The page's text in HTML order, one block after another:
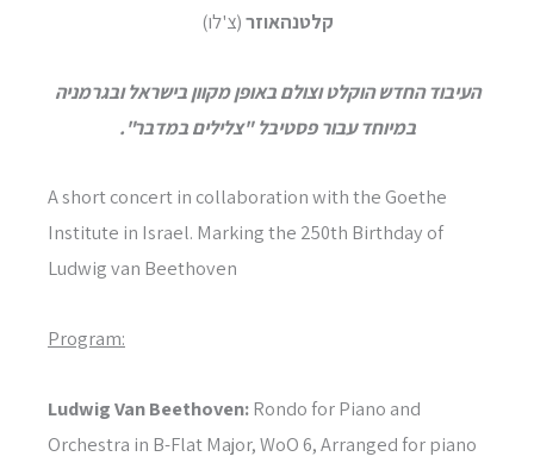
קלטנהאוזר(צ'לו)
העיבוד החדש הוקלט וצולם באופן מקוון בישראל ובגרמניה
במיוחד עבור פסטיבל "צלילים במדבר".
A short concert in collaboration with the Goethe
Institute in Israel. Marking the 250th Birthday of
Ludwig van Beethoven
Program:
Ludwig Van Beethoven:Rondo for Piano and
Orchestra in B-Flat Major, WoO 6, Arranged for piano